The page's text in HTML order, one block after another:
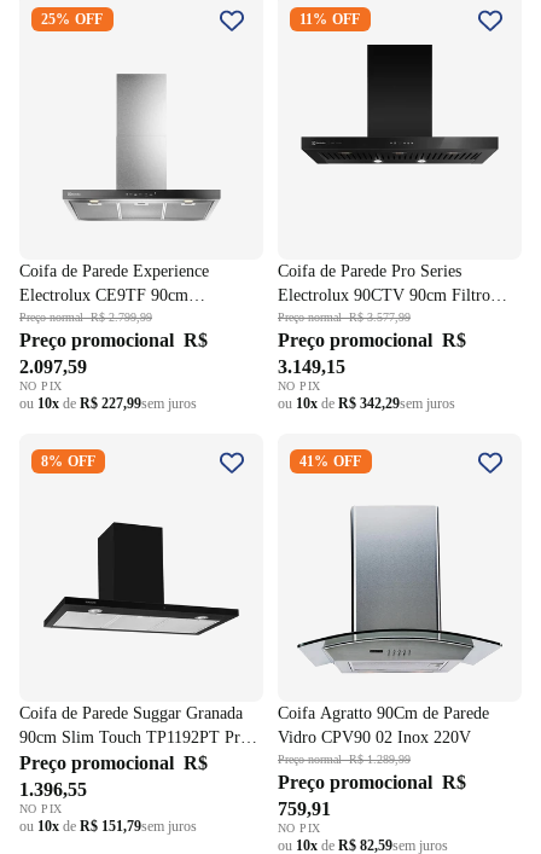
Electrolux CE9TF 90cm
25% OFF
Coifa de Parede Experience
Electrolux CE9TF 90cm
Inteligência Artificial 220V
Preço normalR$ 2.799,99
Preço promocional R$
2.097,59
NO PIX
ou 10x de R$ 227,99sem juros
Electrolux 90CTV 90cm Filtro
Baffle 220V
11% OFF
Coifa de Parede Pro Series
Electrolux 90CTV 90cm Filtro
Baffle 220V
Preço normalR$ 3.577,99
Preço promocional R$
3.149,15
NO PIX
ou 10x de R$ 342,29sem juros
Granada 90cm Slim Touch
8% OFF
Coifa de Parede Suggar Granada
90cm Slim Touch TP1192PT Preto
220V
Preço promocional R$
1.396,55
NO PIX
ou 10x de R$ 151,79sem juros
Vidro CPV90 02 Inox 220V
41% OFF
Coifa Agratto 90Cm de Parede
Vidro CPV90 02 Inox 220V
Preço normalR$ 1.289,99
Preço promocional R$
759,91
NO PIX
ou 10x de R$ 82,59sem juros